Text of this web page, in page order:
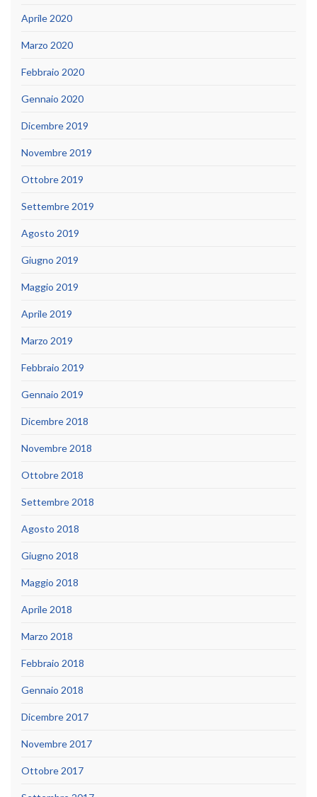
Aprile 2020
Marzo 2020
Febbraio 2020
Gennaio 2020
Dicembre 2019
Novembre 2019
Ottobre 2019
Settembre 2019
Agosto 2019
Giugno 2019
Maggio 2019
Aprile 2019
Marzo 2019
Febbraio 2019
Gennaio 2019
Dicembre 2018
Novembre 2018
Ottobre 2018
Settembre 2018
Agosto 2018
Giugno 2018
Maggio 2018
Aprile 2018
Marzo 2018
Febbraio 2018
Gennaio 2018
Dicembre 2017
Novembre 2017
Ottobre 2017